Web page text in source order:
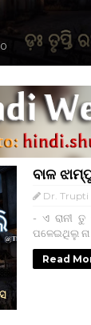
ବାଳ
Dr. Trupti
- ଏ ରାନୀ
ପଳେଇଥିଲୁ
Read